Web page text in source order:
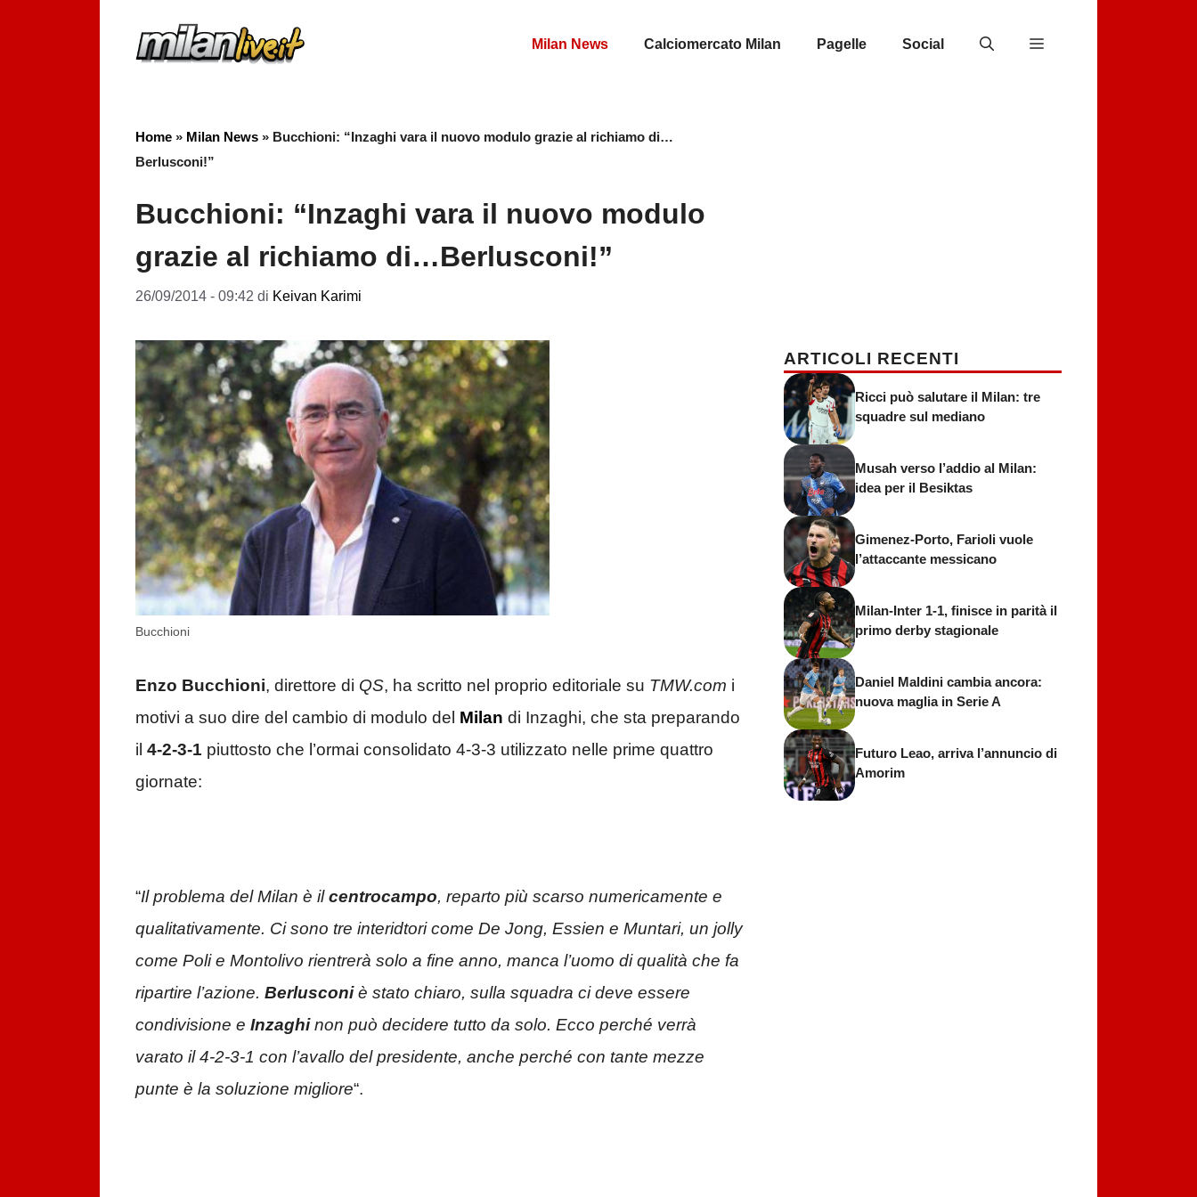
Milan News Calciomercato Milan Pagelle Social
Home » Milan News » Bucchioni: “Inzaghi vara il nuovo modulo grazie al richiamo di…
Berlusconi!”
Bucchioni: “Inzaghi vara il nuovo modulo
grazie al richiamo di…Berlusconi!”
26/09/2014 - 09:42 di Keivan Karimi
Bucchioni
Enzo Bucchioni, direttore di QS, ha scritto nel proprio editoriale su TMW.com i
motivi a suo dire del cambio di modulo del Milan di Inzaghi, che sta preparando
il 4-2-3-1 piuttosto che l’ormai consolidato 4-3-3 utilizzato nelle prime quattro
giornate:
“Il problema del Milan è ilcentrocampo, reparto più scarso numericamente e
qualitativamente. Ci sono tre interidtori come De Jong, Essien e Muntari, un jolly
come Poli e Montolivo rientrerà solo a fine anno, manca l’uomo di qualità che fa
ripartire l’azione. Berlusconiè stato chiaro, sulla squadra ci deve essere
condivisione e Inzaghinon può decidere tutto da solo. Ecco perché verrà
varato il 4-2-3-1 con l’avallo del presidente, anche perché con tante mezze
punte è la soluzione migliore“.
ARTICOLI RECENTI
Ricci può salutare il Milan: tre
squadre sul mediano
Musah verso l’addio al Milan:
idea per il Besiktas
Gimenez-Porto, Farioli vuole
l’attaccante messicano
Milan-Inter 1-1, finisce in parità il
primo derby stagionale
Daniel Maldini cambia ancora:
nuova maglia in Serie A
Futuro Leao, arriva l’annuncio di
Amorim